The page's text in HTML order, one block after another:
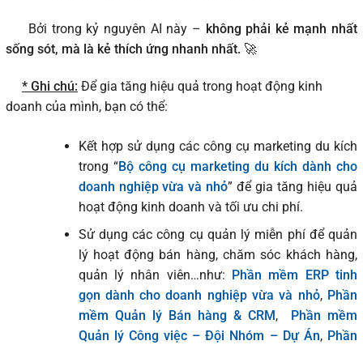
Bởi trong kỷ nguyên AI này – không phải kẻ mạnh nhất
sống sót, mà là kẻ thích ứng nhanh nhất. 🚀
* Ghi chú: Để gia tăng hiệu quả trong hoạt động kinh
doanh của mình, bạn có thể:
Kết hợp sử dụng các công cụ marketing du kích
trong “Bộ công cụ marketing du kích dành cho
doanh nghiệp vừa và nhỏ” để gia tăng hiệu quả
hoạt động kinh doanh và tối ưu chi phí.
Sử dụng các công cụ quản lý miễn phí để quản
lý hoạt động bán hàng, chăm sóc khách hàng,
quản lý nhân viên…như: Phần mềm ERP tinh
gọn dành cho doanh nghiệp vừa và nhỏ, Phần
mềm Quản lý Bán hàng & CRM, Phần mềm
Quản lý Công việc – Đội Nhóm – Dự Án, Phần